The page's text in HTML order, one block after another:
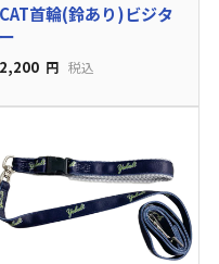
CAT首輪(鈴あり)ビジタ
ー
2,200 円 税込